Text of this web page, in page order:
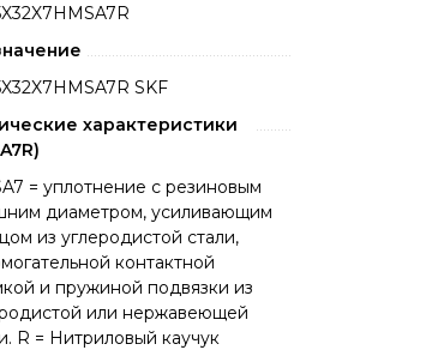
SKF
характеристики
= уплотнение с резиновым
диаметром, усиливающим
из углеродистой стали,
контактной
и пружиной подвязки из
или нержавеющей
R = Нитриловый каучук